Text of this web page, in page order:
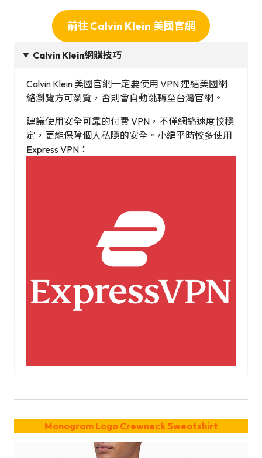
前往 Calvin Klein 美國官網
Calvin Klein網購技巧
Calvin Klein 美國官網一定要使用 VPN 連結美國網
絡瀏覽方可瀏覽，否則會自動跳轉至台灣官網。
建議使用安全可靠的付費 VPN，不僅網絡速度較穩
定，更能保障個人私隱的安全。小編平時較多使用
Express VPN：
Monogram Logo Crewneck Sweatshirt